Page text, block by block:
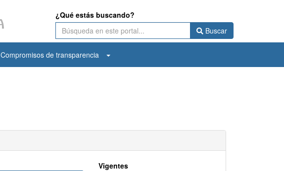
¿Qué estás buscando?
Buscar
Compromisos de transparencia
Vigentes